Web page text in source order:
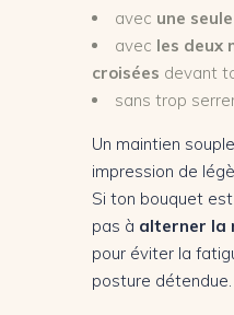
avec une
avec les deux
croisées devant
sans trop
Un maintien
impression de
Si ton bouquet est
pas à alterner la
pour éviter la
posture détendue.